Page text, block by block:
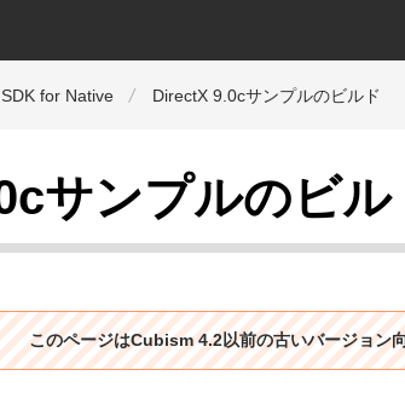
SDK for Native DirectX 9.0cサンプルのビルド
サンプルのビル
このページはCubism 4.2以前の古いバージョン